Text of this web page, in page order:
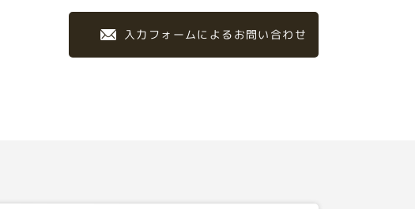
入力フォームによるお問い合わせ